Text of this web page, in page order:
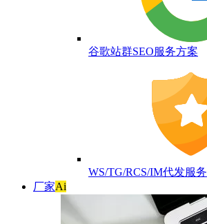
谷歌站群SEO服务方案
WS/TG/RCS/IM代发服务
厂家Ai